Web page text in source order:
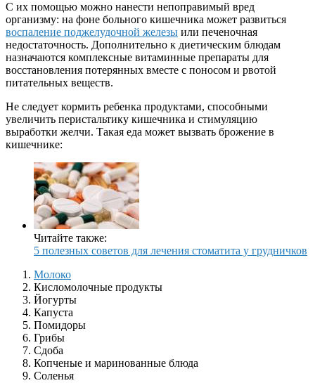
С их помощью можно нанести непоправимый вред
организму: на фоне больного кишечника может развиться
воспаление поджелудочной железы или печеночная
недостаточность. Дополнительно к диетическим блюдам
назначаются комплексные витаминные препараты для
восстановления потерянных вместе с поносом и рвотой
питательных веществ.
Не следует кормить ребенка продуктами, способными
увеличить перистальтику кишечника и стимуляцию
выработки желчи. Такая еда может вызвать брожение в
кишечнике:
Читайте также:
5 полезных советов для лечения стоматита у грудничков
Молоко
Кисломолочные продукты
Йогурты
Капуста
Помидоры
Грибы
Сдоба
Копченые и маринованные блюда
Соленья